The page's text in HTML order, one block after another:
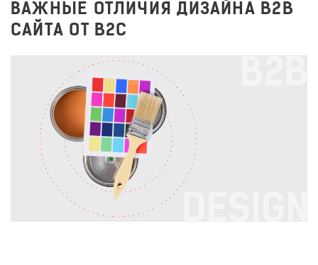
ВАЖНЫЕ ОТЛИЧИЯ ДИЗАЙНА B2B
САЙТА ОТ B2C